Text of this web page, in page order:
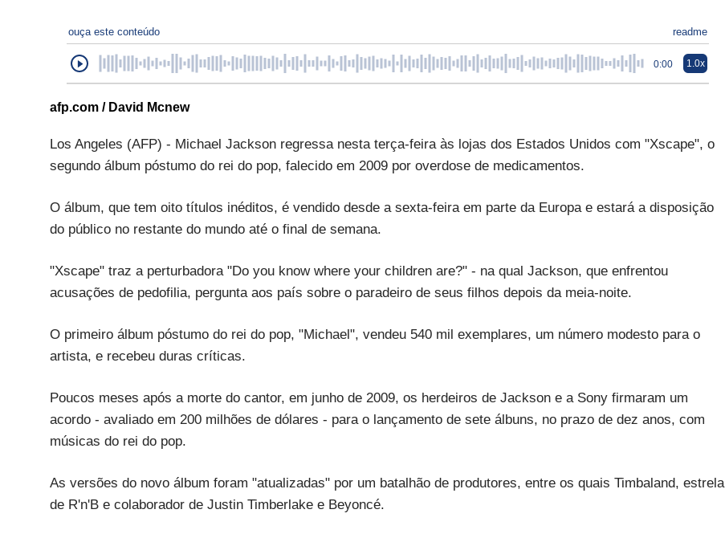
ouça este conteúdo readme
0:00 1.0x
afp.com / David Mcnew
Los Angeles (AFP) - Michael Jackson regressa nesta terça-feira às lojas dos Estados Unidos com "Xscape", o
segundo álbum póstumo do rei do pop, falecido em 2009 por overdose de medicamentos.
O álbum, que tem oito títulos inéditos, é vendido desde a sexta-feira em parte da Europa e estará a disposição
do público no restante do mundo até o final de semana.
"Xscape" traz a perturbadora "Do you know where your children are?" - na qual Jackson, que enfrentou
acusações de pedofilia, pergunta aos país sobre o paradeiro de seus filhos depois da meia-noite.
O primeiro álbum póstumo do rei do pop, "Michael", vendeu 540 mil exemplares, um número modesto para o
artista, e recebeu duras críticas.
Poucos meses após a morte do cantor, em junho de 2009, os herdeiros de Jackson e a Sony firmaram um
acordo - avaliado em 200 milhões de dólares - para o lançamento de sete álbuns, no prazo de dez anos, com
músicas do rei do pop.
As versões do novo álbum foram "atualizadas" por um batalhão de produtores, entre os quais Timbaland, estrela
de R'n'B e colaborador de Justin Timberlake e Beyoncé.